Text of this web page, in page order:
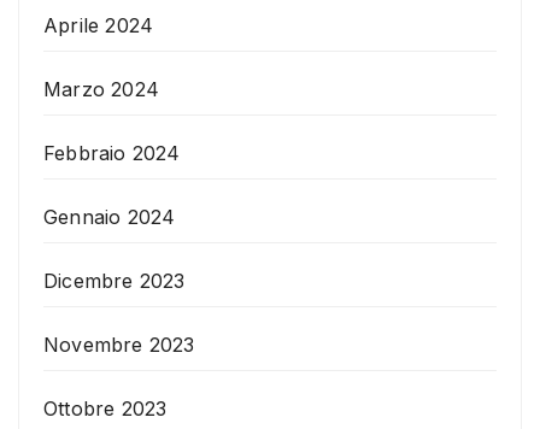
Aprile 2024
Marzo 2024
Febbraio 2024
Gennaio 2024
Dicembre 2023
Novembre 2023
Ottobre 2023